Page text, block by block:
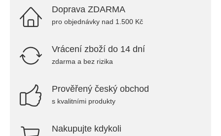
Doprava ZDARMA
pro objednávky nad 1.500 Kč
Vrácení zboží do 14 dní
zdarma a bez rizika
Prověřený český obchod
s kvalitními produkty
Nakupujte kdykoli